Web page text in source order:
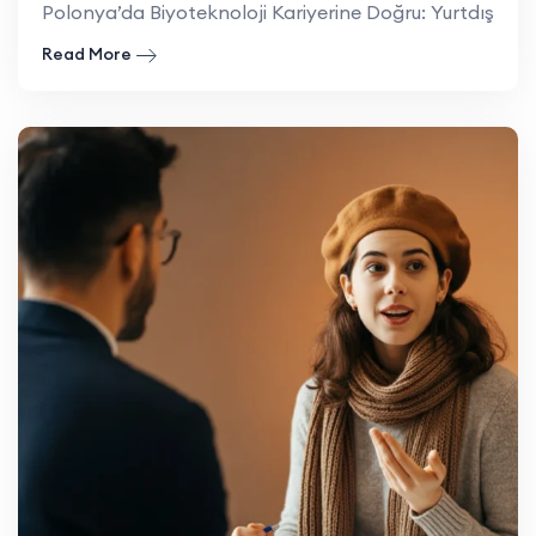
Polonya’da Biyoteknoloji Kariyerine Doğru: Yurtdışı
Read More